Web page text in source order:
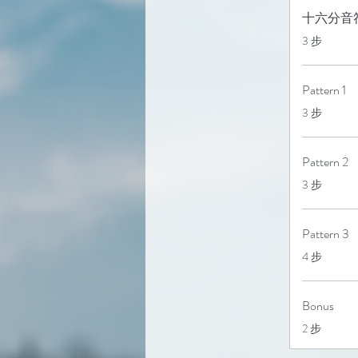
十六分音
.
3 步
Pattern 1
.
3 步
Pattern 2
.
3 步
Pattern 3
.
4 步
Bonus
.2 步